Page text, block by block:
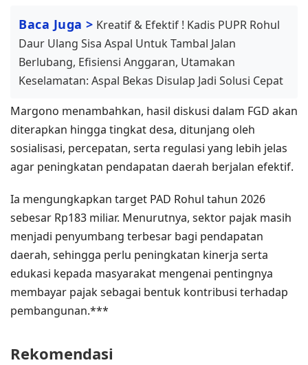
Baca Juga > Kreatif & Efektif ! Kadis PUPR Rohul
Daur Ulang Sisa Aspal Untuk Tambal Jalan
Berlubang, Efisiensi Anggaran, Utamakan
Keselamatan: Aspal Bekas Disulap Jadi Solusi Cepat
Margono menambahkan, hasil diskusi dalam FGD akan
diterapkan hingga tingkat desa, ditunjang oleh
sosialisasi, percepatan, serta regulasi yang lebih jelas
agar peningkatan pendapatan daerah berjalan efektif.
Ia mengungkapkan target PAD Rohul tahun 2026
sebesar Rp183 miliar. Menurutnya, sektor pajak masih
menjadi penyumbang terbesar bagi pendapatan
daerah, sehingga perlu peningkatan kinerja serta
edukasi kepada masyarakat mengenai pentingnya
membayar pajak sebagai bentuk kontribusi terhadap
pembangunan.***
Rekomendasi